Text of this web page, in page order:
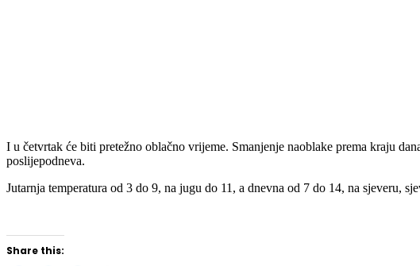
I u četvrtak će biti pretežno oblačno vrijeme. Smanjenje naoblake prema kraju
poslijepodneva.
Jutarnja temperatura od 3 do 9, na jugu do 11, a dnevna od 7 do 14, na sjeveru,
Share this: